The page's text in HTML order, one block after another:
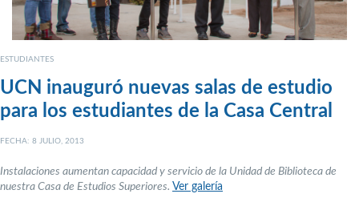
ESTUDIANTES
UCN inauguró nuevas salas de estudio
para los estudiantes de la Casa Central
FECHA: 8 JULIO, 2013
Instalaciones aumentan capacidad y servicio de la Unidad de Biblioteca de
nuestra Casa de Estudios Superiores. Ver galería